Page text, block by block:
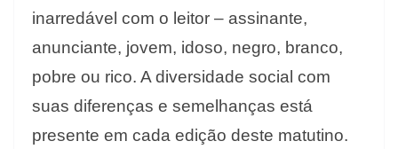
inarredável com o leitor – assinante,
anunciante, jovem, idoso, negro, branco,
pobre ou rico. A diversidade social com
suas diferenças e semelhanças está
presente em cada edição deste matutino.